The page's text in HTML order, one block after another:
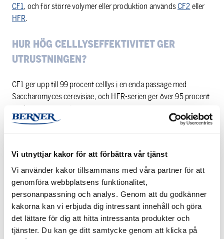
Vi utnyttjar kakor för att förbättra vår tjänst
Vi använder kakor tillsammans med våra partner för att
genomföra webbplatsens funktionalitet,
personanpassning och analys. Genom att du godkänner
kakorna kan vi erbjuda dig intressant innehåll och göra
det lättare för dig att hitta intressanta produkter och
tjänster. Du kan ge ditt samtycke genom att klicka på
CF1, och för större volymer eller produktion användsCF2 eller
HFR.
HUR HÖG CELLLYSEFFEKTIVITET GER
UTRUSTNINGEN?
CF1 ger upp till 99 procent celllys i en enda passage med
Saccharomyces cerevisiae, och HFR-serien ger över 95 procent
med samma organism.
KAN JAG BEARBETA FRUSNA ELLER FASTA
PROVER?
Ja. One Shot- och Multi Cycle-modellerna hanterar fasta,
frusna, vävnads- och växtprover utan upptining.
ÄR UTRUSTNINGEN LÄMPLIG FÖR GMP-
REGLERADE MILJÖER?